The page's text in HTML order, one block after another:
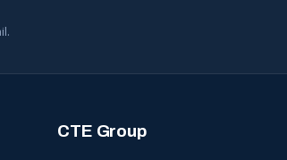
CTE Group